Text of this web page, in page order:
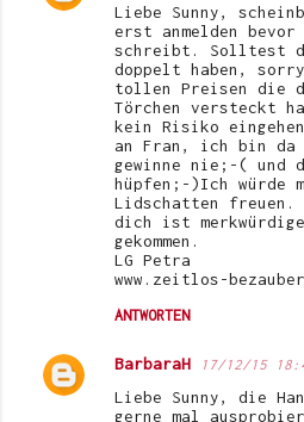
Liebe Sunny,
erst anmelden bevor
schreibt. Solltest
doppelt haben,
tollen Preisen die
Törchen versteckt
kein Risiko
an Fran, ich bin da
gewinne nie;-( und
hüpfen;-)Ich würde
Lidschatten freuen.
dich ist
gekommen.
LG Petra
www.zeitlos-
ANTWORTEN
BarbaraH 17/12/15
Liebe Sunny, die
gerne mal